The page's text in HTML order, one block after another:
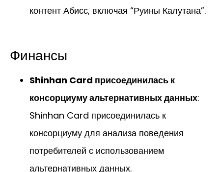
контент Абисс, включая “Руины Калутана”.
Финансы
Shinhan Card присоединилась к
консорциуму альтернативных данных:
Shinhan Card присоединилась к
консорциуму для анализа поведения
потребителей с использованием
альтернативных данных.